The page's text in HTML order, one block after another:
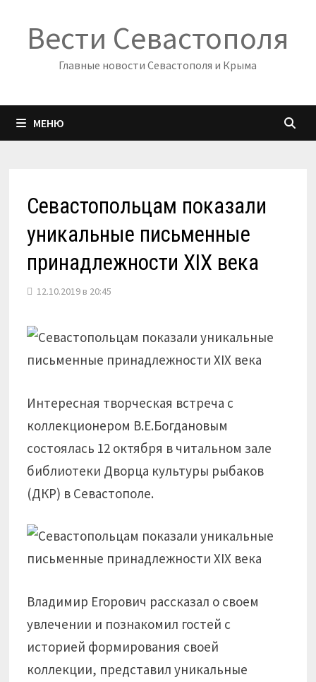
содержимому
Вести Севастополя
Главные новости Севастополя и Крыма
МЕНЮ
Севастопольцам показали
уникальные письменные
принадлежности XIX века
12.10.2019 в 20:45
Интересная творческая встреча с
коллекционером В.Е.Богдановым
состоялась 12 октября в читальном зале
библиотеки Дворца культуры рыбаков
(ДКР) в Севастополе.
Владимир Егорович рассказал о своем
увлечении и познакомил гостей с
историей формирования своей
коллекции, представил уникальные